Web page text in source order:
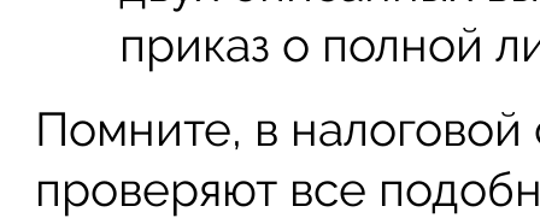
приказ о полной
Помните, в
проверяют все